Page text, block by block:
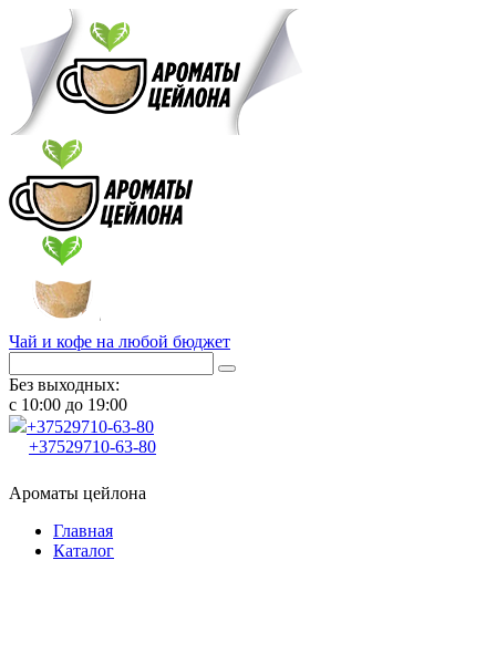
Чай и кофе на любой бюджет
Без выходных:
с 10:00 до 19:00
+37529710-63-80
+37529710-63-80
Ароматы цейлона
Главная
Каталог